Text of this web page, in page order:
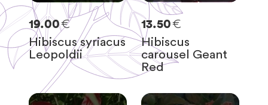
19.00€
Hibiscus syriacus
Leopoldii
13.50€
Hibiscus
carousel Geant
Red
0
0